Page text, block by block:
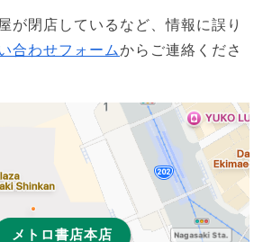
が閉店しているなど、情報に誤り
合わせフォームからご連絡くださ
メトロ書店本店